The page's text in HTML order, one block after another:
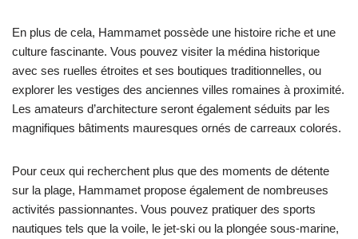
En plus de cela, Hammamet possède une histoire riche et une
culture fascinante. Vous pouvez visiter la médina historique
avec ses ruelles étroites et ses boutiques traditionnelles, ou
explorer les vestiges des anciennes villes romaines à proximité.
Les amateurs d’architecture seront également séduits par les
magnifiques bâtiments mauresques ornés de carreaux colorés.
Pour ceux qui recherchent plus que des moments de détente
sur la plage, Hammamet propose également de nombreuses
activités passionnantes. Vous pouvez pratiquer des sports
nautiques tels que la voile, le jet-ski ou la plongée sous-marine,